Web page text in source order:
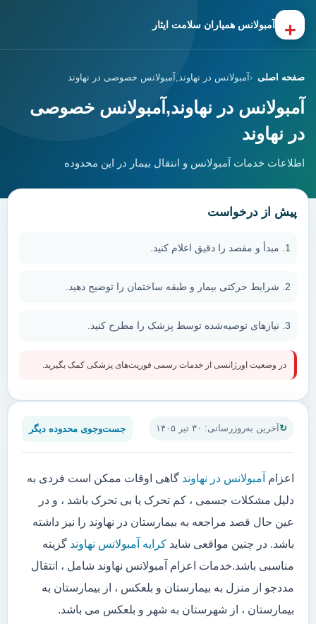
+ آمبولانس همیاران سلامت ایثار
صفحه اصلی آمبولانس در نهاوند,آمبولانس خصوصی در نهاوند
آمبولانس در نهاوند,آمبولانس خصوصی
در نهاوند
اطلاعات خدمات آمبولانس و انتقال بیمار در این محدوده
آخرین به‌روزرسانی: ۳۰ تیر ۱۴۰۵ جست‌وجوی محدوده دیگر
اعزام آمبولانس در نهاوند گاهی اوقات ممکن است فردی به
دلیل مشکلات جسمی ، کم تحرک یا بی تحرک باشد ، و در
عین حال قصد مراجعه به بیمارستان در نهاوند را نیز داشته
باشد. در چنین مواقعی شاید کرایه آمبولانس نهاوند گزینه
مناسبی باشد.خدمات اعزام آمبولانس نهاوند شامل ، انتقال
مددجو از منزل به بیمارستان و بلعکس ، از بیمارستان به
بیمارستان ، از شهرستان به شهر و بلعکس می باشد.
پیش از درخواست
مبدأ و مقصد را دقیق اعلام کنید.
شرایط حرکتی بیمار و طبقه ساختمان را توضیح دهید.
نیازهای توصیه‌شده توسط پزشک را مطرح کنید.
در وضعیت اورژانسی از خدمات رسمی فوریت‌های پزشکی کمک بگیرید.